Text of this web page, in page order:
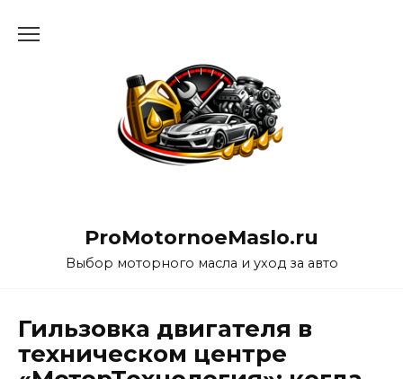
ProMotornoeMaslo.ru
Выбор моторного масла и уход за авто
Гильзовка двигателя в
техническом центре